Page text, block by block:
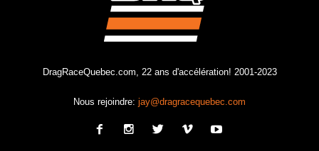
DragRaceQuebec.com, 22 ans d'accélération! 2001-2023
Nous rejoindre: jay@dragracequebec.com